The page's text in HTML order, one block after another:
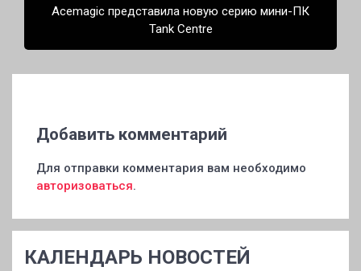
Acemagic представила новую серию мини-ПК
Tank Centre
Добавить комментарий
Для отправки комментария вам необходимо
авторизоваться.
КАЛЕНДАРЬ НОВОСТЕЙ